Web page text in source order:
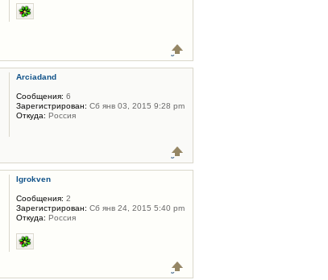
Arciadand
Сообщения: 6
Зарегистрирован: Сб янв 03, 2015 9:28 pm
Откуда: Россия
Igrokven
Сообщения: 2
Зарегистрирован: Сб янв 24, 2015 5:40 pm
Откуда: Россия